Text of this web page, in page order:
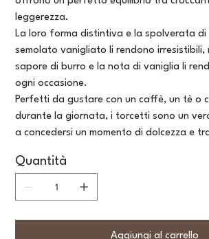
leggerezza.
La loro forma distintiva e la spolverata di
semolato vanigliato li rendono irresistibili,
sapore di burro e la nota di vaniglia li
ogni occasione.
Perfetti da gustare con un caffè, un tè o
durante la giornata, i torcetti sono un
a concedersi un momento di dolcezza e
Quantità
Aggiungi al carrello